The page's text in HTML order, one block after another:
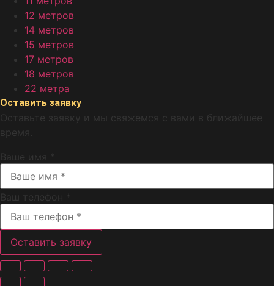
12 метров
14 метров
15 метров
17 метров
18 метров
22 метра
Оставить заявку
Оставьте заявку и мы свяжемся с вами в ближайшее
время.
Ваше имя *
Ваш телефон *
Оставить заявку